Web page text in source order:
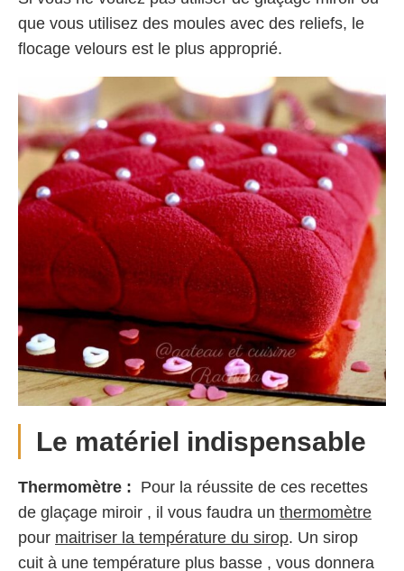
que vous utilisez des moules avec des reliefs, le
flocage velours est le plus approprié.
Le matériel indispensable
Thermomètre : Pour la réussite de ces recettes
de glaçage miroir , il vous faudra un thermomètre
pour maitriser la température du sirop. Un sirop
cuit à une température plus basse , vous donnera